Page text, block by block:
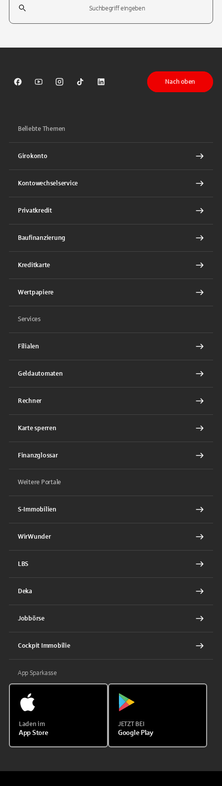
Sparkasse auf Facebook
Sparkasse auf Youtube
Sparkasse auf Instagram
Sparkasse auf TikTok
Sparkasse auf LinkedIn
Nach oben
Beliebte Themen
Girokonto
Kontowechselservice
Privatkredit
Baufinanzierung
Kreditkarte
Wertpapiere
Services
Filialen
Geldautomaten
Rechner
Karte sperren
Finanzglossar
Weitere Portale
S-Immobilien
WirWunder
LBS
Deka
Jobbörse
Cockpit Immobilie
App Sparkasse
Laden im
App Store
JETZT BEI
Google Play